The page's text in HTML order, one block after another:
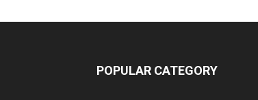
POPULAR CATEGORY